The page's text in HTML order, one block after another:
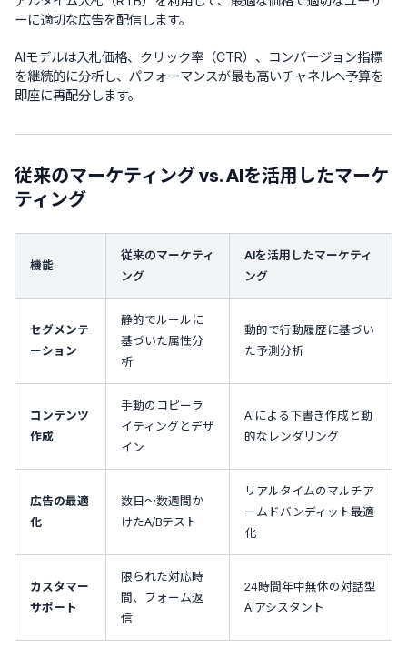
ーに適切な広告を配信します。
AIモデルは入札価格、クリック率（CTR）、コンバージョン指標
を継続的に分析し、パフォーマンスが最も高いチャネルへ予算を
即座に再配分します。
従来のマーケティング vs. AIを活用したマーケ
ティング
機能
従来のマーケティ
ング
AIを活用したマーケティ
ング
セグメンテ
ーション
静的でルールに
基づいた属性分
析
動的で行動履歴に基づい
た予測分析
コンテンツ
作成
手動のコピーラ
イティングとデザ
イン
AIによる下書き作成と動
的なレンダリング
広告の最適
化
数日～数週間か
けたA/Bテスト
リアルタイムのマルチア
ームドバンディット最適
化
カスタマー
サポート
限られた対応時
間、フォーム返
信
24時間年中無休の対話型
AIアシスタント